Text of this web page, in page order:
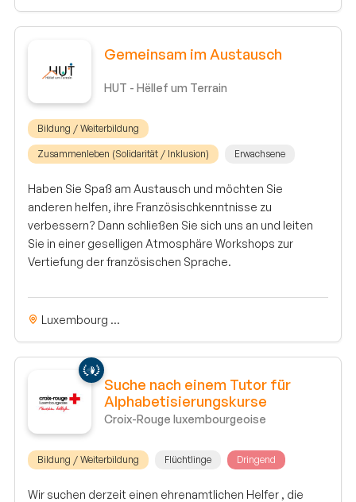
Gemeinsam im Austausch
HUT - Hëllef um Terrain
Bildung / Weiterbildung
Zusammenleben (Solidarität / Inklusion) Erwachsene
Haben Sie Spaß am Austausch und möchten Sie
anderen helfen, ihre Französischkenntnisse zu
verbessern? Dann schließen Sie sich uns an und leiten
Sie in einer geselligen Atmosphäre Workshops zur
Vertiefung der französischen Sprache.
Luxembourg ...
Suche nach einem Tutor für
Alphabetisierungskurse
Croix-Rouge luxembourgeoise
Bildung / Weiterbildung Flüchtlinge Dringend
Wir suchen derzeit einen ehrenamtlichen Helfer , die